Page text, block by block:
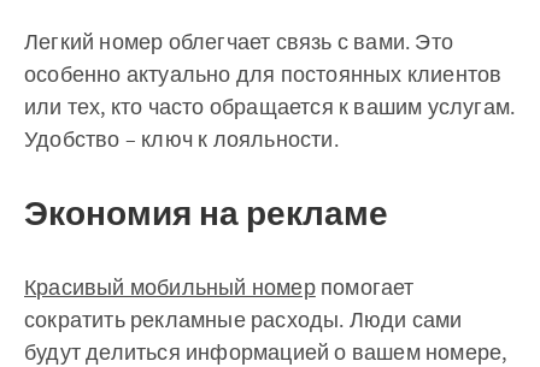
Легкий номер облегчает связь с вами. Это
особенно актуально для постоянных клиентов
или тех, кто часто обращается к вашим услугам.
Удобство – ключ к лояльности.
Экономия на рекламе
Красивый мобильный номерпомогает
сократить рекламные расходы. Люди сами
будут делиться информацией о вашем номере,